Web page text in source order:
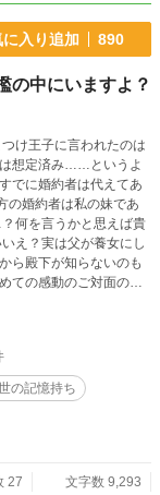
に入り追加 890
の中にいますよ？
想定済み……というよ
でに婚約者は代えてあ
ら殿下が知らないのも
？妹は今日のために頑
回もギャグ寄りです。
張ります！ 第七弾
居人タグで検索！どれ
いうだけです。
の記憶持ち
27
文字数 9,293